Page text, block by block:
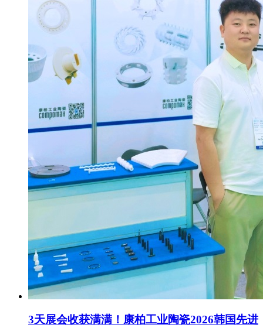
3天展会收获满满！康柏工业陶瓷2026韩国先进